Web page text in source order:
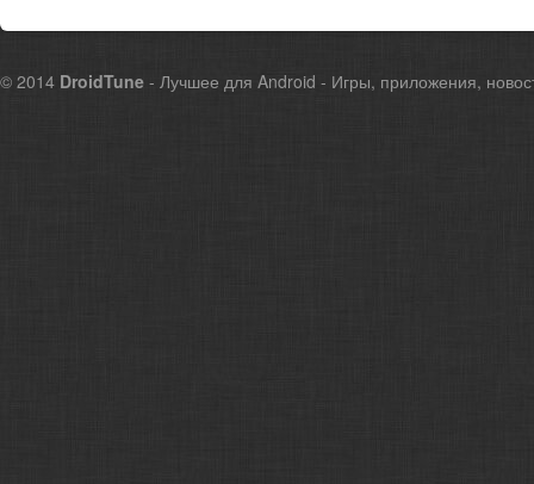
© 2014 DroidTune - Лучшее для Android - Игры, приложения,